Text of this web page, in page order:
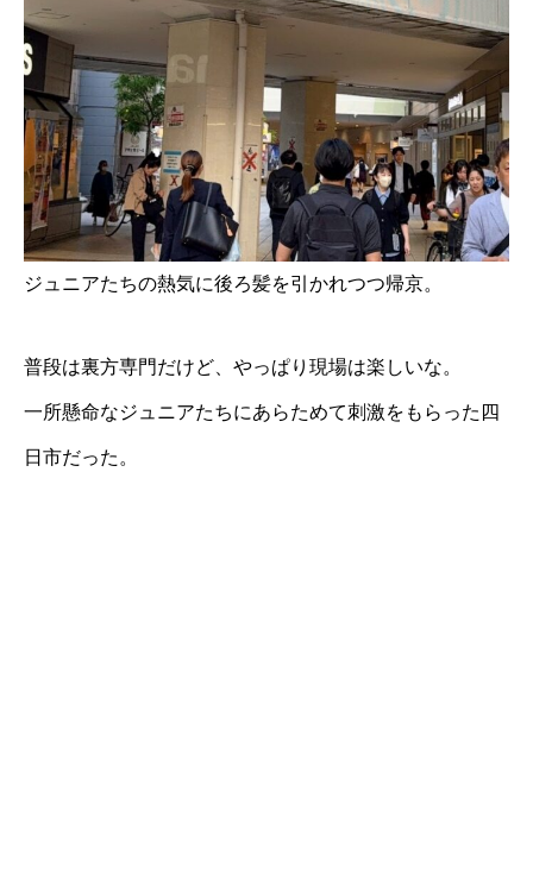
ジュニアたちの熱気に後ろ髪を引かれつつ帰京。
普段は裏方専門だけど、やっぱり現場は楽しいな。
一所懸命なジュニアたちにあらためて刺激をもらった四
日市だった。